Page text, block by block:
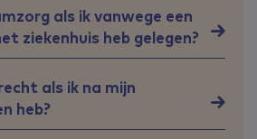
als ik vanwege een
ziekenhuis heb gelegen?
als ik na mijn
heb?